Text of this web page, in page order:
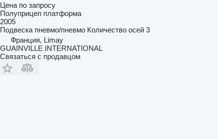
Цена по запросу
Полуприцеп платформа
2005
Подвеска пневмо/пневмо Количество осей 3
Франция, Limay
GUAINVILLE INTERNATIONAL
Связаться с продавцом